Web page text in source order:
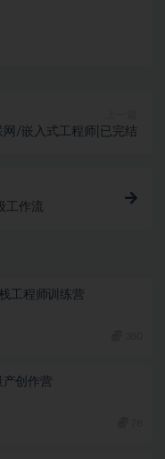
实战/
入门/
SDK 实战一：基于
SDK OLM
发 Operator 调度 GPU
实现大模型私有
现基于运维专家知识库故
业.pdf
训练和自动扩容（下篇
网/嵌入式工程师|已完结
工作流
工程师训练营
产创作营